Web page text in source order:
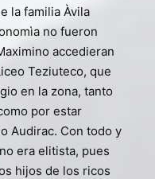
la familia Àvila
no fueron
accedieran
Teziuteco, que
en la zona, tanto
por estar
Audirac. Con todo y
era elitista, pues
hijos de los ricos